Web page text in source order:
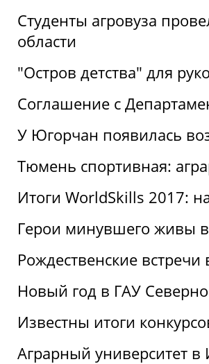
Студенты агровуза
области
"Остров детства" для
Соглашение с
У Югорчан появилась
Тюмень спортивная:
Итоги WorldSkills 2017:
Герои минувшего живы
Рождественские
Новый год в ГАУ
Известны итоги
Аграрный университет